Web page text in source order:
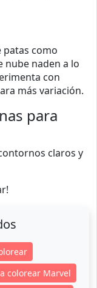
patas como
nube naden a lo
con
más variación.
para
claros y
colorear Marvel